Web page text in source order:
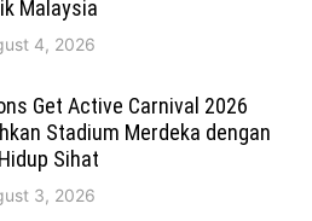
Malaysia
4, 2026
Get Active Carnival 2026
Stadium Merdeka dengan
Sihat
3, 2026